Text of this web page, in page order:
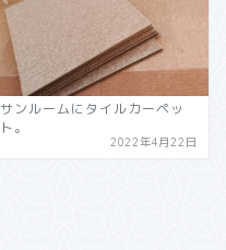
サンルームにタイルカーペッ
ト。
2022年4月22日